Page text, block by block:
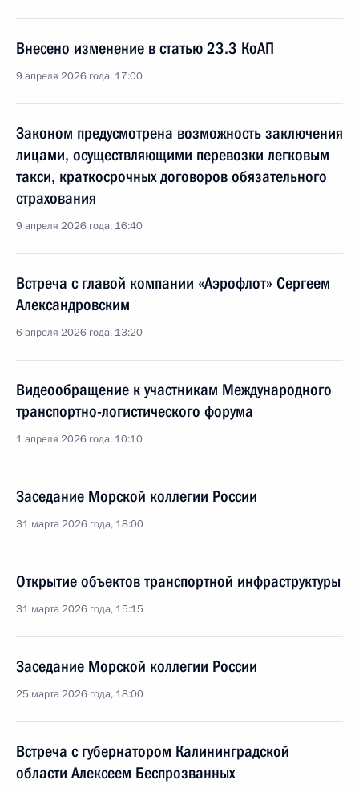
Внесено изменение в статью 23.3 КоАП
9 апреля 2026 года, 17:00
Законом предусмотрена возможность заключения
лицами, осуществляющими перевозки легковым
такси, краткосрочных договоров обязательного
страхования
9 апреля 2026 года, 16:40
Встреча с главой компании «Аэрофлот» Сергеем
Александровским
6 апреля 2026 года, 13:20
Видеообращение к участникам Международного
транспортно-логистического форума
1 апреля 2026 года, 10:10
Заседание Морской коллегии России
31 марта 2026 года, 18:00
Открытие объектов транспортной инфраструктуры
31 марта 2026 года, 15:15
Заседание Морской коллегии России
25 марта 2026 года, 18:00
Встреча с губернатором Калининградской
области Алексеем Беспрозванных